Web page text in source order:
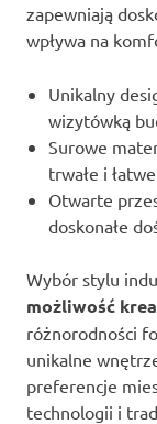
zapewniają
wpływa na
Unikalny
wizytówką
Surowe
trwałe i
Otwarte
doskonałe
Wybór stylu
możliwość
różnorodności
unikalne
preferencje
technologii i